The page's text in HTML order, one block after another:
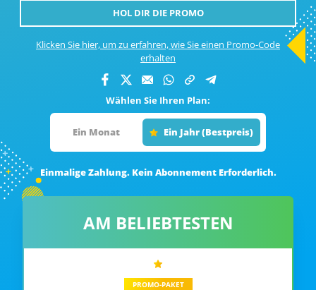
HOL DIR DIE PROMO
Klicken Sie hier, um zu erfahren, wie Sie einen Promo-Code
erhalten
Wählen Sie Ihren Plan:
Ein Monat Ein Jahr (Bestpreis)
Einmalige Zahlung. Kein Abonnement Erforderlich.
AM BELIEBTESTEN
PROMO-PAKET